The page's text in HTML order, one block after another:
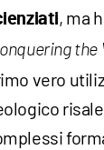
, ma
the
vero